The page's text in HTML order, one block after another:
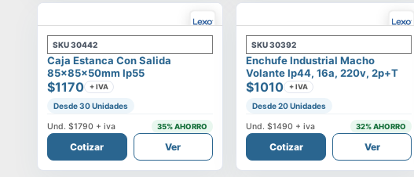
SKU30442
Caja Estanca Con Salida
85x85x50mm Ip55
$1170 + IVA
Desde 30 Unidades
Und.$1790 + iva 35% AHORRO
Cotizar Ver
SKU30392
Enchufe Industrial Macho
Volante Ip44, 16a, 220v, 2p+t
$1010 + IVA
Desde 20 Unidades
Und.$1490 + iva 32% AHORRO
Cotizar Ver